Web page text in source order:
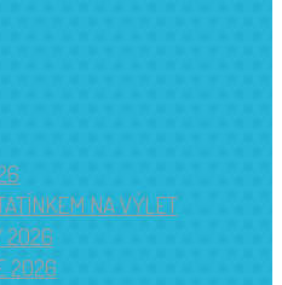
NA VÝLET
2026
2026